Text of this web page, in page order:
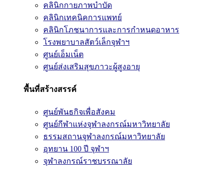
คลินิกกายภาพบำบัด
คลินิกเทคนิคการแพทย์
คลินิกโภชนาการและการกำหนดอาหาร
โรงพยาบาลสัตว์เล็กจุฬาฯ
ศูนย์เอ็มเน็ต
ศูนย์ส่งเสริมสุขภาวะผู้สูงอายุ
พื้นที่สร้างสรรค์
ศูนย์พันธกิจเพื่อสังคม
ศูนย์กีฬาแห่งจุฬาลงกรณ์มหาวิทยาลัย
ธรรมสถานจุฬาลงกรณ์มหาวิทยาลัย
อุทยาน 100 ปี จุฬาฯ
จุฬาลงกรณ์ราชบรรณาลัย